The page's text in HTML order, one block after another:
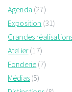
Agenda(27)
Exposition(31)
Grandes
Atelier(17)
Fonderie(7)
Médias(5)